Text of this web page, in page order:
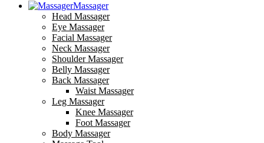
Massager
Head Massager
Eye Massager
Facial Massager
Neck Massager
Shoulder Massager
Belly Massager
Back Massager
Waist Massager
Leg Massager
Knee Massager
Foot Massager
Body Massager